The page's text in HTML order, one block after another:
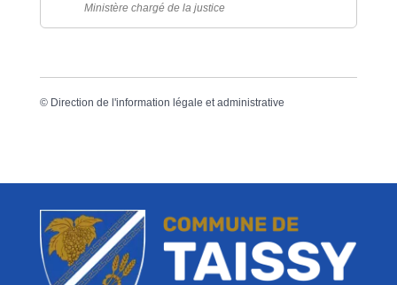
Ministère chargé de la justice
© Direction de l'information légale et administrative